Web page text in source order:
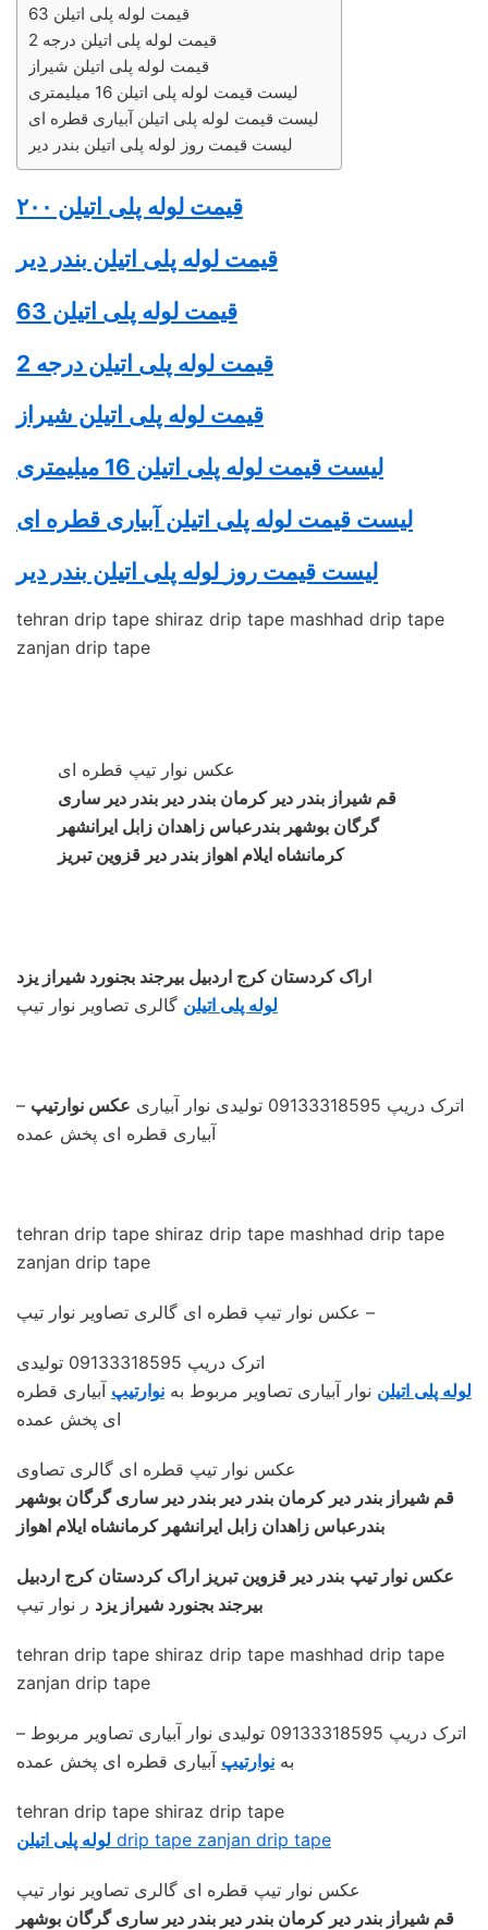
قیمت لوله پلی اتیلن 63
قیمت لوله پلی اتیلن درجه 2
قیمت لوله پلی اتیلن شیراز
لیست قیمت لوله پلی اتیلن 16 میلیمتری
لیست قیمت لوله پلی اتیلن آبیاری قطره ای
لیست قیمت روز لوله پلی اتیلن بندر دیر
قیمت لوله پلی اتیلن ۲۰۰
قیمت لوله پلی اتیلن بندر دیر
قیمت لوله پلی اتیلن 63
قیمت لوله پلی اتیلن درجه 2
قیمت لوله پلی اتیلن شیراز
لیست قیمت لوله پلی اتیلن 16 میلیمتری
لیست قیمت لوله پلی اتیلن آبیاری قطره ای
لیست قیمت روز لوله پلی اتیلن بندر دیر
tehran drip tape shiraz drip tape mashhad drip tape
zanjan drip tape
عکس نوار تیپ قطره ای
قم شیراز بندر دیر کرمان بندر دیر بندر دیر ساری
گرگان بوشهر بندرعباس زاهدان زابل ایرانشهر
کرمانشاه ایلام اهواز بندر دیر قزوین تبریز
اراک کردستان کرج اردبیل بیرجند بجنورد شیراز یزد
لوله پلی اتیلن گالری تصاویر نوار تیپ
– اترک دریپ 09133318595 تولیدی نوار آبیاری
عکس نوارتیپ
آبیاری قطره ای پخش عمده
tehran drip tape shiraz drip tape mashhad drip tape
zanjan drip tape
عکس نوار تیپ قطره ای گالری تصاویر نوار تیپ –
اترک دریپ 09133318595 تولیدی
لوله پلی اتیلن نوار آبیاری تصاویر مربوط به نوارتیپ آبیاری قطره
ای پخش عمده
عکس نوار تیپ قطره ای گالری تصاوی
قم شیراز بندر دیر کرمان بندر دیر بندر دیر ساری گرگان بوشهر
بندرعباس زاهدان زابل ایرانشهر کرمانشاه ایلام اهواز
عکس نوار تیپ بندر دیر قزوین تبریز اراک کردستان کرج اردبیل
بیرجند بجنورد شیراز یزد ر نوار تیپ
tehran drip tape shiraz drip tape mashhad drip tape
zanjan drip tape
– اترک دریپ 09133318595 تولیدی نوار آبیاری تصاویر مربوط
به نوارتیپ آبیاری قطره ای پخش عمده
tehran drip tape shiraz drip tape
لوله پلی اتیلن drip tape zanjan drip tape
عکس نوار تیپ قطره ای گالری تصاویر نوار تیپ
قم شیراز بندر دیر کرمان بندر دیر بندر دیر ساری گرگان بوشهر